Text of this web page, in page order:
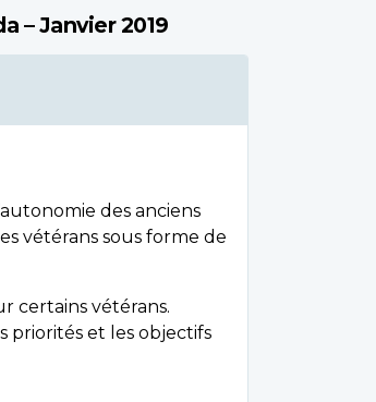
– Janvier 2019
des anciens
vétérans sous forme de
certains vétérans.
priorités et les objectifs